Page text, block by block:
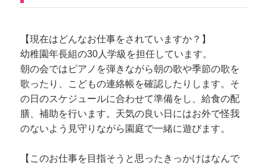
【現在はどんなお仕事をされていますか？】
幼稚園年長組の30人学級を担任しています。
朝の会ではピアノを弾きながら朝の歌や季節の歌を
歌ったり、こどもの連絡帳を確認したりします。そ
の日のスケジュールに合わせて準備をし、給食の配
膳、補助を行います。天気の良い日にはお外で怪我
のないよう見守りながら園庭で一緒に遊びます。
【このお仕事を目指そうと思ったきっかけはなんで